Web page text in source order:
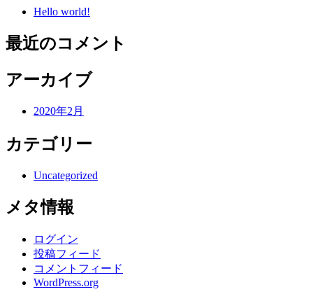
Hello world!
最近のコメント
アーカイブ
2020年2月
カテゴリー
Uncategorized
メタ情報
ログイン
投稿フィード
コメントフィード
WordPress.org